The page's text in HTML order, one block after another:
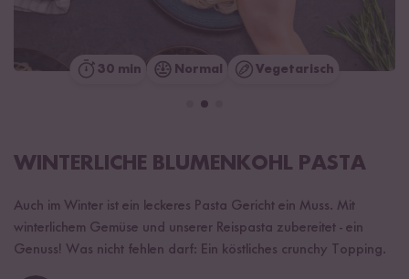
30 min Normal Vegetarisch
WINTERLICHE BLUMENKOHL PASTA
Auch im Winter ist ein leckeres Pasta Gericht ein Muss. Mit
winterlichem Gemüse und unserer Reispasta zubereitet - ein
Genuss! Was nicht fehlen darf: Ein köstliches crunchy Topping.